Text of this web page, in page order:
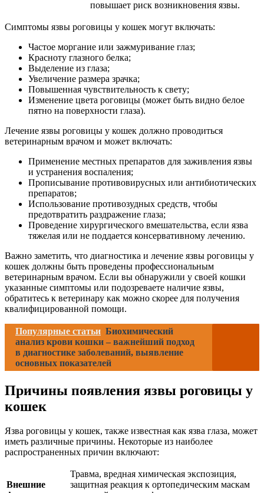
повышает риск возникновения язвы.
Симптомы язвы роговицы у кошек могут включать:
Частое моргание или зажмуривание глаз;
Красноту глазного белка;
Выделение из глаза;
Увеличение размера зрачка;
Повышенная чувствительность к свету;
Изменение цвета роговицы (может быть видно белое
пятно на поверхности глаза).
Лечение язвы роговицы у кошек должно проводиться
ветеринарным врачом и может включать:
Применение местных препаратов для заживления язвы
и устранения воспаления;
Прописывание противовирусных или антибиотических
препаратов;
Использование противозудных средств, чтобы
предотвратить раздражение глаза;
Проведение хирургического вмешательства, если язва
тяжелая или не поддается консервативному лечению.
Важно заметить, что диагностика и лечение язвы роговицы у
кошек должны быть проведены профессиональным
ветеринарным врачом. Если вы обнаружили у своей кошки
указанные симптомы или подозреваете наличие язвы,
обратитесь к ветеринару как можно скорее для получения
квалифицированной помощи.
Популярные статьи Биохимический
анализ крови кошки – важнейший подход
в диагностике заболеваний, выявление
основных показателей
Причины появления язвы роговицы у
кошек
Язва роговицы у кошек, также известная как язва глаза, может
иметь различные причины. Некоторые из наиболее
распространенных причин включают:
Внешние
Травма, вредная химическая экспозиция,
защитная реакция к ортопедическим маскам